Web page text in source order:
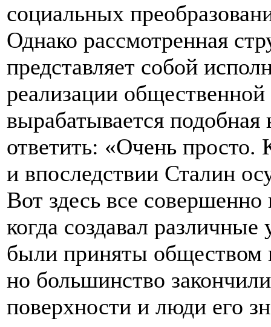
социальных
Однако рассмотренная
представляет собой
реализации
вырабатывается
ответить: «Очень
и впоследствии Сталин
Вот здесь все
когда создавал
были приняты обществом
но большинство
поверхности и люди его